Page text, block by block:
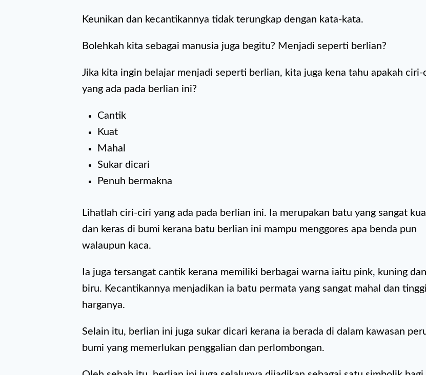
Keunikan dan kecantikannya tidak terungkap dengan kata-kata.
Bolehkah kita sebagai manusia juga begitu? Menjadi seperti berlian?
Jika kita ingin belajar menjadi seperti berlian, kita juga kena tahu apakah ciri-
yang ada pada berlian ini?
Cantik
Kuat
Mahal
Sukar dicari
Penuh bermakna
Lihatlah ciri-ciri yang ada pada berlian ini. Ia merupakan batu yang sangat
dan keras di bumi kerana batu berlian ini mampu menggores apa benda pun
walaupun kaca.
Ia juga tersangat cantik kerana memiliki berbagai warna iaitu pink, kuning dan
biru. Kecantikannya menjadikan ia batu permata yang sangat mahal dan tinggi
harganya.
Selain itu, berlian ini juga sukar dicari kerana ia berada di dalam kawasan
bumi yang memerlukan penggalian dan perlombongan.